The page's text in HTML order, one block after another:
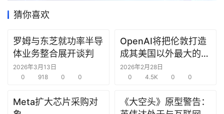
经
据
研
告
猜你喜欢
罗姆与东芝就功率半导
体业务整合展开谈判
2026年3月13日
0
918 0 0
OpenAI将把伦敦打造
成其美国以外最大的研
究中心
2026年2月28日
0
4.5K 0 0
Meta扩大芯片采购对
《大空头》原型警告：